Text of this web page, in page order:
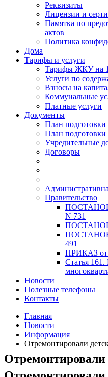
Реквизиты
Лицензии и
Памятка по
актов
Политика
Дома
Тарифы и услуги
Тарифы ЖКУ на 1
Услуги по
Взносы на
Коммунальные
Платные услуги
Документы
План
План
Учредительные
Договоры
Правительство
N 731
491
ПРИКАЗ от
Статья
Новости
Полезные телефоны
Контакты
Главная
Новости
Информация
Отремонтировали